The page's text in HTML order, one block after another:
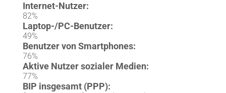
Internet-Nutzer:
82%
Laptop-/PC-Benutzer:
49%
Benutzer von Smartphones:
76%
Aktive Nutzer sozialer Medien:
77%
BIP insgesamt (PPP):